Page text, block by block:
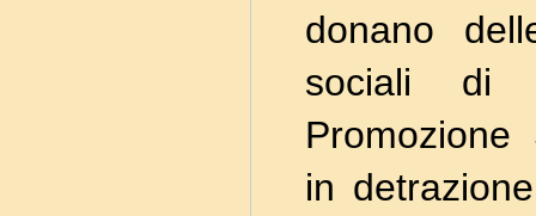
donano
sociali di
in